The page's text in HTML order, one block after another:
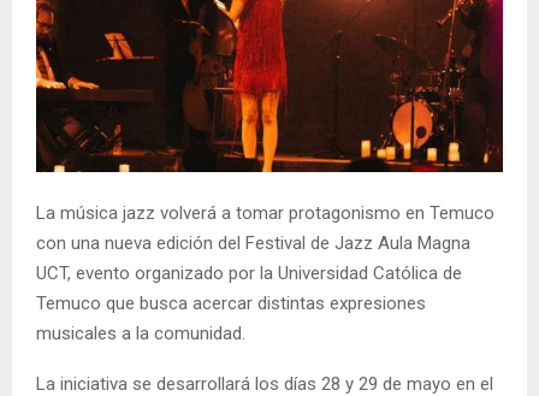
Y
M
E
N
U
La música jazz volverá a tomar protagonismo en Temuco
con una nueva edición del Festival de Jazz Aula Magna
UCT, evento organizado por la Universidad Católica de
Temuco que busca acercar distintas expresiones
musicales a la comunidad.
La iniciativa se desarrollará los días 28 y 29 de mayo en el